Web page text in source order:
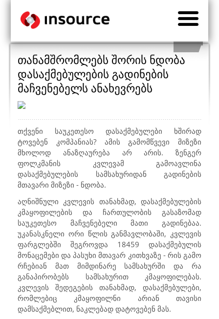
თანამშრომლებს შორის ნდობა
დასაქმებულების გადინების
მაჩვენებელს ანახევრებს
თქვენი საუკეთესო დასაქმებულები ხშირად
ტოვებენ კომპანიას? ამის გამომწვევი მიზეზი
მხოლოდ ანაზღაურება არ არის. ზენგერ
ფოლკმანის კვლევამ გამოავლინა
დასაქმებულების სამსახურიდან გადინების
მთავარი მიზეზი - ნდობა.
აღნიშნული კვლევის თანახმად, დასაქმებულების
კმაყოფილების და ჩართულობის გასაზომად
საუკეთესო მაჩვენებელი მათი გადინებაა.
უკანასკნელი ორი წლის განმავლობაში, კვლევის
ფარგლებში შეგროვდა 18459 დასაქმებულის
მონაცემები და პასუხი მთავარ კითხვაზე - რის გამო
რჩებიან მათ მიმდინარე სამსახურში და რა
განაპირობებს სამსახურით კმაყოფილებას.
კვლევის შედეგების თანახმად, დასაქმებულები,
რომლებიც კმაყოფილნი არიან თავისი
დამსაქმებლით, ნაკლებად დატოვებენ მას.